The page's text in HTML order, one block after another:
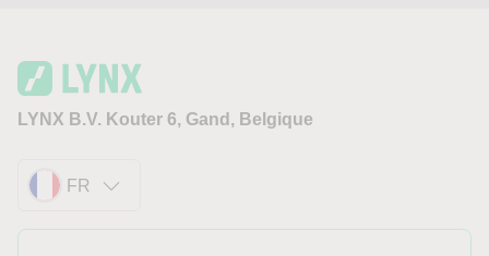
LYNX B.V. Kouter 6, Gand, Belgique
FR